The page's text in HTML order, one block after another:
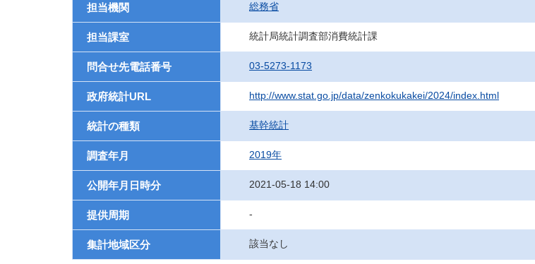
担当機関 総務省
担当課室 統計局統計調査部消費統計課
問合せ先電話番号 03-5273-1173
政府統計URL http://www.stat.go.jp/data/zenkokukakei/2024/index.html
統計の種類 基幹統計
調査年月 2019年
公開年月日時分 2021-05-18 14:00
提供周期 -
集計地域区分 該当なし